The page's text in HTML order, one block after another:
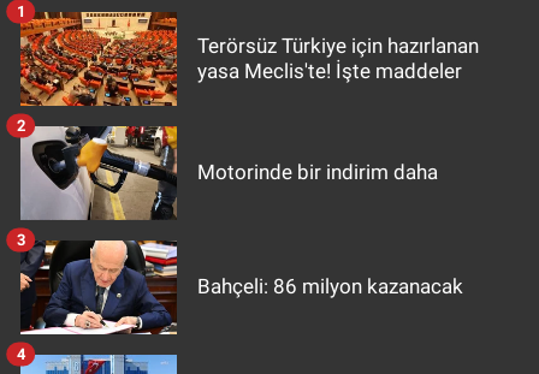
Terörsüz Türkiye için hazırlanan
yasa Meclis'te! İşte maddeler
1
Motorinde bir indirim daha
2
Bahçeli: 86 milyon kazanacak
3
4